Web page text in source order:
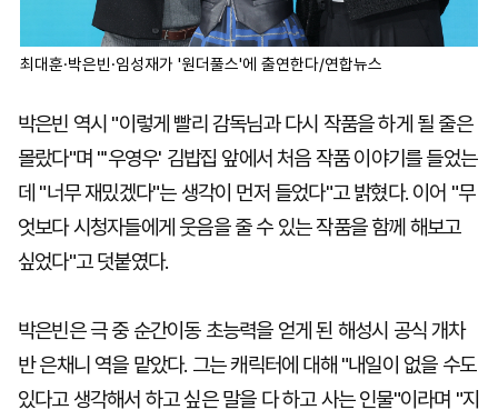
최대훈·박은빈·임성재가 '원더풀스'에 출연한다/연합뉴스
박은빈 역시 "이렇게 빨리 감독님과 다시 작품을 하게 될 줄은
몰랐다"며 "'우영우' 김밥집 앞에서 처음 작품 이야기를 들었는
데 "너무 재밌겠다"는 생각이 먼저 들었다"고 밝혔다. 이어 "무
엇보다 시청자들에게 웃음을 줄 수 있는 작품을 함께 해보고
싶었다"고 덧붙였다.
박은빈은 극 중 순간이동 초능력을 얻게 된 해성시 공식 개차
반 은채니 역을 맡았다. 그는 캐릭터에 대해 "내일이 없을 수도
있다고 생각해서 하고 싶은 말을 다 하고 사는 인물"이라며 "지